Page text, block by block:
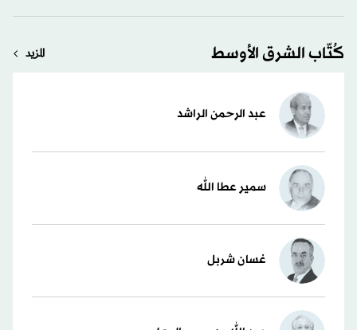
كُتّاب الشرق الأوسط المزيد
عبد الرحمن الراشد
سمير عطا الله
غسان شربل